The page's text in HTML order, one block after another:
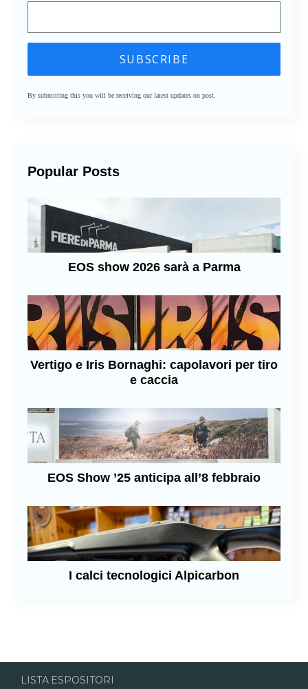
By submitting this you will be receiving our latest updates on post.
Popular Posts
EOS show 2026 sarà a Parma
Vertigo e Iris Bornaghi: capolavori per tiro
e caccia
EOS Show ’25 anticipa all’8 febbraio
I calci tecnologici Alpicarbon
LISTA ESPOSITORI